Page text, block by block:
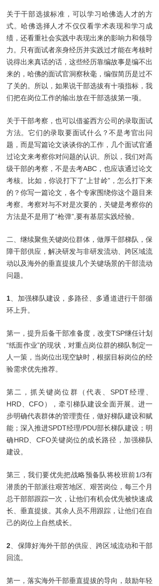
关于干部选拔标准，可以学习哈佛选人才的方
式。哈佛选择人才不仅仅看学术表现和学习成
绩，还看重社会实践中表现出来的影响力和领导
力。只有面试者亲身经历并实践过才能在考核时
说得出来真话的话，这些经历靠编故事是编不出
来的，哈佛的面试官洞察秋毫，编假简历是过不
了关的。所以，如果说干部选拔有十项指标，我
们把在岗位工作的输出放在干部选拔第一项。
关于干部考察，也可以借鉴西方公司的录取面试
方法。它们的录取要面试什么？不是考官出问
题，而是写篇论文谈谈你的工作，几个面试官通
过论文来考察你对问题的认识。所以，我们对高
级干部的考察，不是去考ABC，也应该通过论文
考核。比如，你说打下了“上甘岭”，怎么打下来
的？你写一篇论文，各个专家围绕你这个题目来
考察。考察对与不对是次要的，关键是考察你的
方法是不是用了“枪弹”,要有基层实践经验。
二、继续聚焦关键岗位群体，做厚干部梯队，保
障干部供应，解决研发与非研发流动、跨区域流
动以及海外的垂直提拔几个关键场景的干部流动
问题。
1 、加强梯队建设，多路径、多通道进行干部循
环上升。
第一，提升后备干部准备度，改变TSP继任计划
“纸面作业”的现状，对重点岗位群的梯队制定一
人一策，当岗位出现空缺时，根据目标岗位的经
验需求优先推荐。
第二，抓关键岗位群（代表、SPDT经理、
HRD、CFO），牵引梯队建设全面开展。进一
步明确代表群体的管理责任，做好梯队建设和赋
能；深入推进SPDT经理/PDU部长梯队建设；明
确HRD、CFO关键岗位的成长路径，加强梯队
建设。
第三，我们要优先把战略预备队将校班前1/3有
潜质的干部派往艰苦地区、艰苦岗位，每三个月
总干部部跟踪一次，让他们有机会优先被快速成
长、垂直提拔。其余人员不用跟踪，让他们在自
己的岗位上自然成长。
2 、保障好海外干部的供应、跨区域流动和干部
回流。
第一，落实海外干部垂直提拔的导向，鼓励年轻